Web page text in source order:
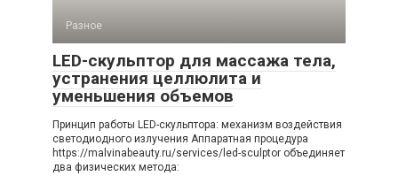
Разное
LED-скульптор для массажа тела,
устранения целлюлита и
уменьшения объемов
Принцип работы LED-скульптора: механизм воздействия
светодиодного излучения Аппаратная процедура
https://malvinabeauty.ru/services/led-sculptor объединяет
два физических метода: